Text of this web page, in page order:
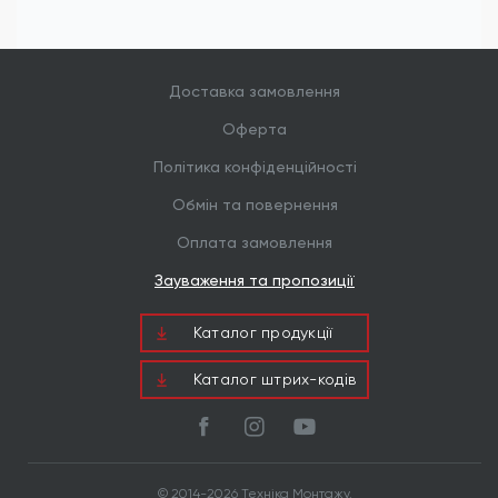
Доставка замовлення
Оферта
Політика конфіденційності
Обмін та повернення
Оплата замовлення
Зауваження та пропозиції
Каталог продукцiї
Каталог штрих-кодів
© 2014-2026 Техніка Монтажу.